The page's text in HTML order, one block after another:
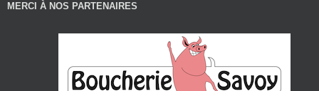
MERCI À NOS PARTENAIRES